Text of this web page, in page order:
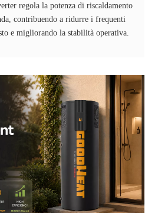
regola la potenza di riscaldamento
contribuendo a ridurre i frequenti
e migliorando la stabilità operativa.